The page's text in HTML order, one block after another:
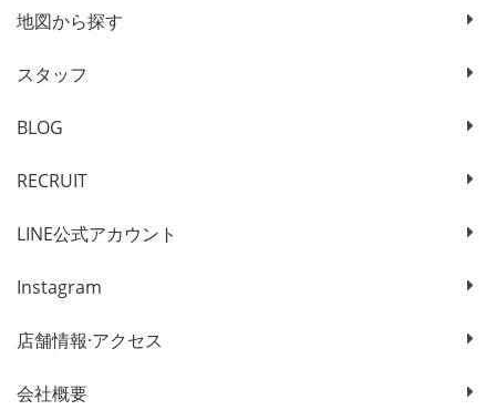
地図から探す
スタッフ
BLOG
RECRUIT
LINE公式アカウント
Instagram
店舗情報·アクセス
会社概要